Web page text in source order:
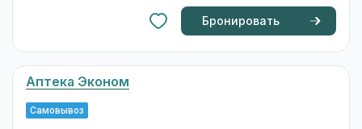
Бронировать
Аптека Эконом
Самовывоз